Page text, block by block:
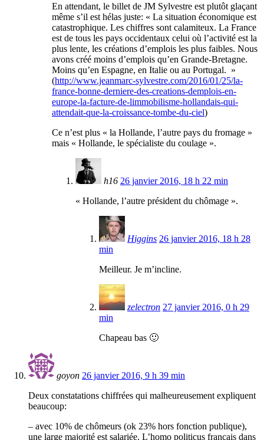
En attendant, le billet de JM Sylvestre est plutôt glaçant
même s’il est hélas juste: « La situation économique est
catastrophique. Les chiffres sont calamiteux. La France
est de tous les pays occidentaux celui où l’activité est la
plus lente, les créations d’emplois les plus faibles. Nous
avons créé moins d’emplois qu’en Grande-Bretagne.
Moins qu’en Espagne, en Italie ou au Portugal. »
(http://www.jeanmarc-sylvestre.com/2016/01/25/la-
france-bonne-derniere-des-creations-demplois-en-
europe-la-facture-de-limmobilisme-hollandais-qui-
attendait-que-la-croissance-tombe-du-ciel)
Ce n’est plus « la Hollande, l’autre pays du fromage »
mais « Hollande, le spécialiste du coulage ».
h16 26 janvier 2016, 18 h 22 min
« Hollande, l’autre président du chômage ».
Higgins 26 janvier 2016, 18 h 28
min
Meilleur. Je m’incline.
zelectron 27 janvier 2016, 0 h 29
min
Chapeau bas 🙂
goyon 26 janvier 2016, 9 h 39 min
Deux constatations chiffrées qui malheureusement expliquent
beaucoup:
– avec 10% de chômeurs (ok 23% hors fonction publique),
une large majorité est salariée. L’homo politicus français dans